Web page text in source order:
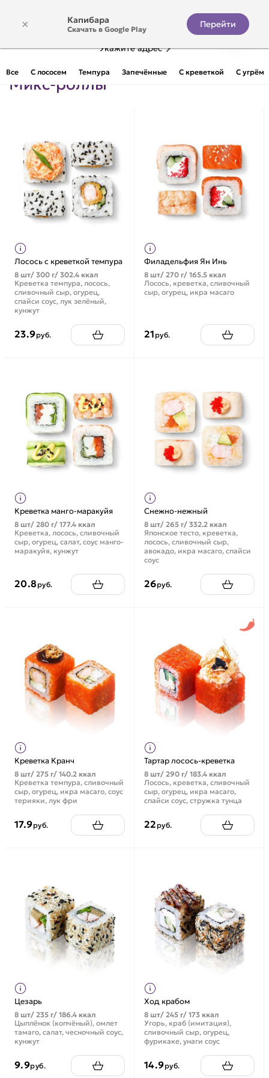
Укажите адрес
Все С лососем Темпура Запечённые С креветкой С угрём
Микс-роллы
Лосось с креветкой темпура
8 шт/ 300 г/ 302.4 ккал
Креветка темпура, лосось,
сливочный сыр, огурец,
спайси соус, лук зелёный,
кунжут
23.9руб.
Филадельфия Ян Инь
8 шт/ 270 г/ 165.5 ккал
Лосось, креветка, сливочный
сыр, огурец, икра масаго
21 руб.
Креветка манго-маракуйя
8 шт/ 280 г/ 177.4 ккал
Креветка, лосось, сливочный
сыр, огурец, салат, соус манго-
маракуйя, кунжут
20.8 руб.
Снежно-нежный
8 шт/ 265 г/ 332.2 ккал
Японское тесто, креветка,
лосось, сливочный сыр,
авокадо, икра масаго, спайси
соус
26руб.
Креветка Кранч
8 шт/ 275 г/ 140.2 ккал
Креветка темпура, сливочный
сыр, огурец, икра масаго, соус
терияки, лук фри
17.9руб.
Тартар лосось-креветка
8 шт/ 290 г/ 183.4 ккал
Лосось, креветка, сливочный
сыр, огурец, икра масаго,
спайси соус, стружка тунца
22 руб.
Цезарь
8 шт/ 235 г/ 186.4 ккал
Цыплёнок (копчёный), омлет
тамаго, салат, чесночный соус,
кунжут
9.9руб.
Ход крабом
8 шт/ 245 г/ 173 ккал
Угорь, краб (имитация),
сливочный сыр, огурец,
фурикаке, унаги соус
14.9руб.
× Капибара
Скачать в Google Play Перейти